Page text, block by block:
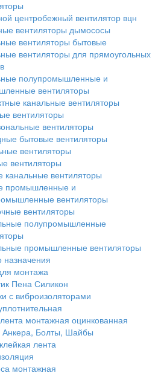
центробежный вентилятор вцн
вентиляторы дымососы
вентиляторы бытовые
вентиляторы для прямоугольных
полупромышленные и
вентиляторы
канальные вентиляторы
вентиляторы
вентиляторы
бытовые вентиляторы
вентиляторы
вентиляторы
канальные вентиляторы
промышленные и
вентиляторы
вентиляторы
полупромышленные
промышленные вентиляторы
назначения
монтажа
Пена Силикон
с виброизоляторами
монтажная оцинкованная
Болты, Шайбы
лента
монтажная